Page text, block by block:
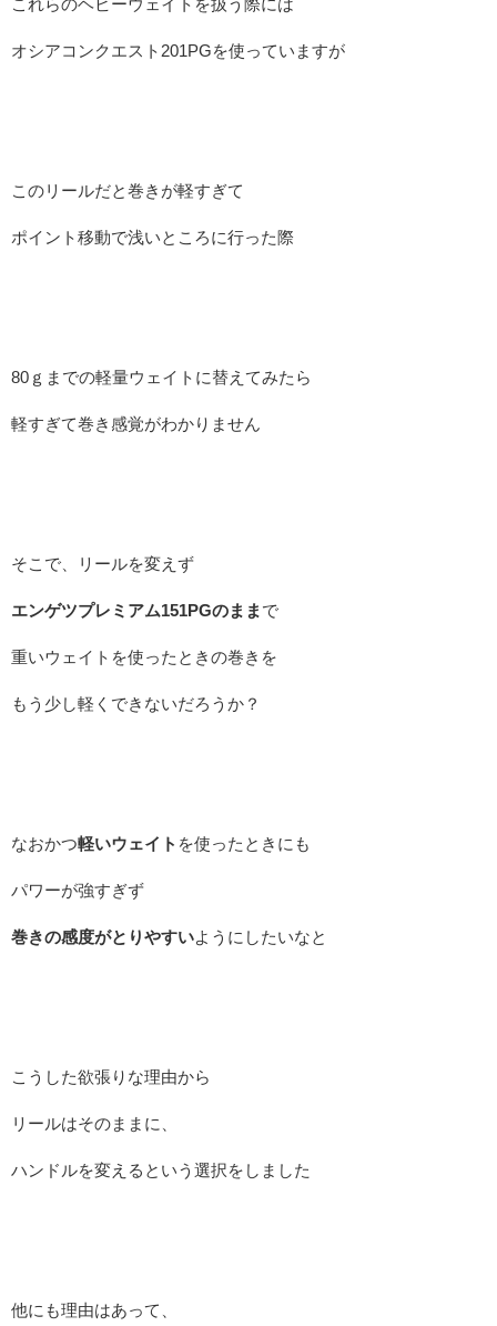
オシアコンクエスト201PGを使っていますが
このリールだと巻きが軽すぎて
ポイント移動で浅いところに行った際
80ｇまでの軽量ウェイトに替えてみたら
軽すぎて巻き感覚がわかりません
そこで、リールを変えず
エンゲツプレミアム151PGのまま で
重いウェイトを使ったときの巻きを
もう少し軽くできないだろうか？
なおかつ軽いウェイト を使ったときにも
パワーが強すぎず
巻きの感度がとりやすいようにしたいなと
こうした欲張りな理由から
リールはそのままに、
ハンドルを変えるという選択をしました
他にも理由はあって、